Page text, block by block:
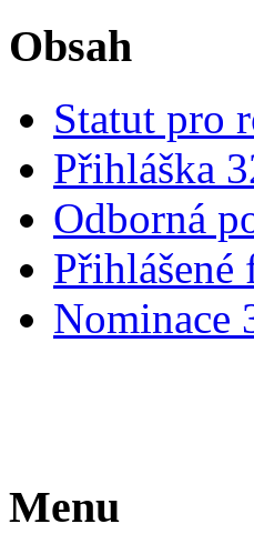
Obsah
Statut pro
Přihláška
Odborná
Nominace
Menu